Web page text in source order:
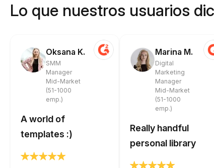
Lo que nuestros usuarios
Oksana K.
SMM
Manager
Mid-Market
(51-1000
emp.)
A world of
templates :)
Marina M.
Digital
Marketing
Manager
Mid-Market
(51-1000
emp.)
Really handful
personal library